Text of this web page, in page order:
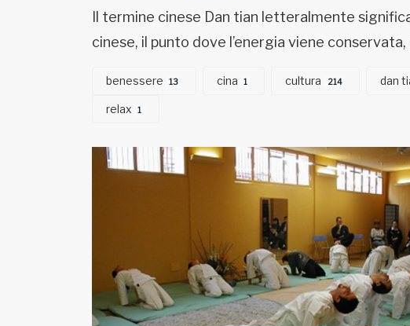
Il termine cinese Dan tian letteralmente
cinese, il punto dove l’energia viene
benessere 13 cina 1 cultura 214 dan
relax 1